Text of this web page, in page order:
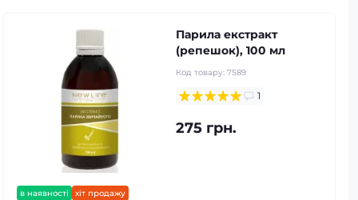
в наявності
хіт продажу
Парила екстракт
(репешок), 100 мл
Код товару: 7589
1
275 грн.